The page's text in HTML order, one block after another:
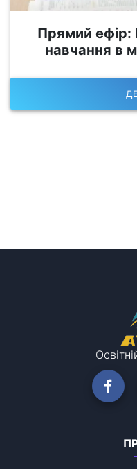
Прямий ефір:
навчання в